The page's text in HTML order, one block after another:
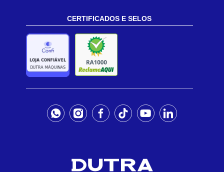
CERTIFICADOS E SELOS